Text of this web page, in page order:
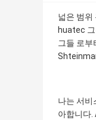
넓은 범위
huatec
그들 로부
나는 서비
아합니다.